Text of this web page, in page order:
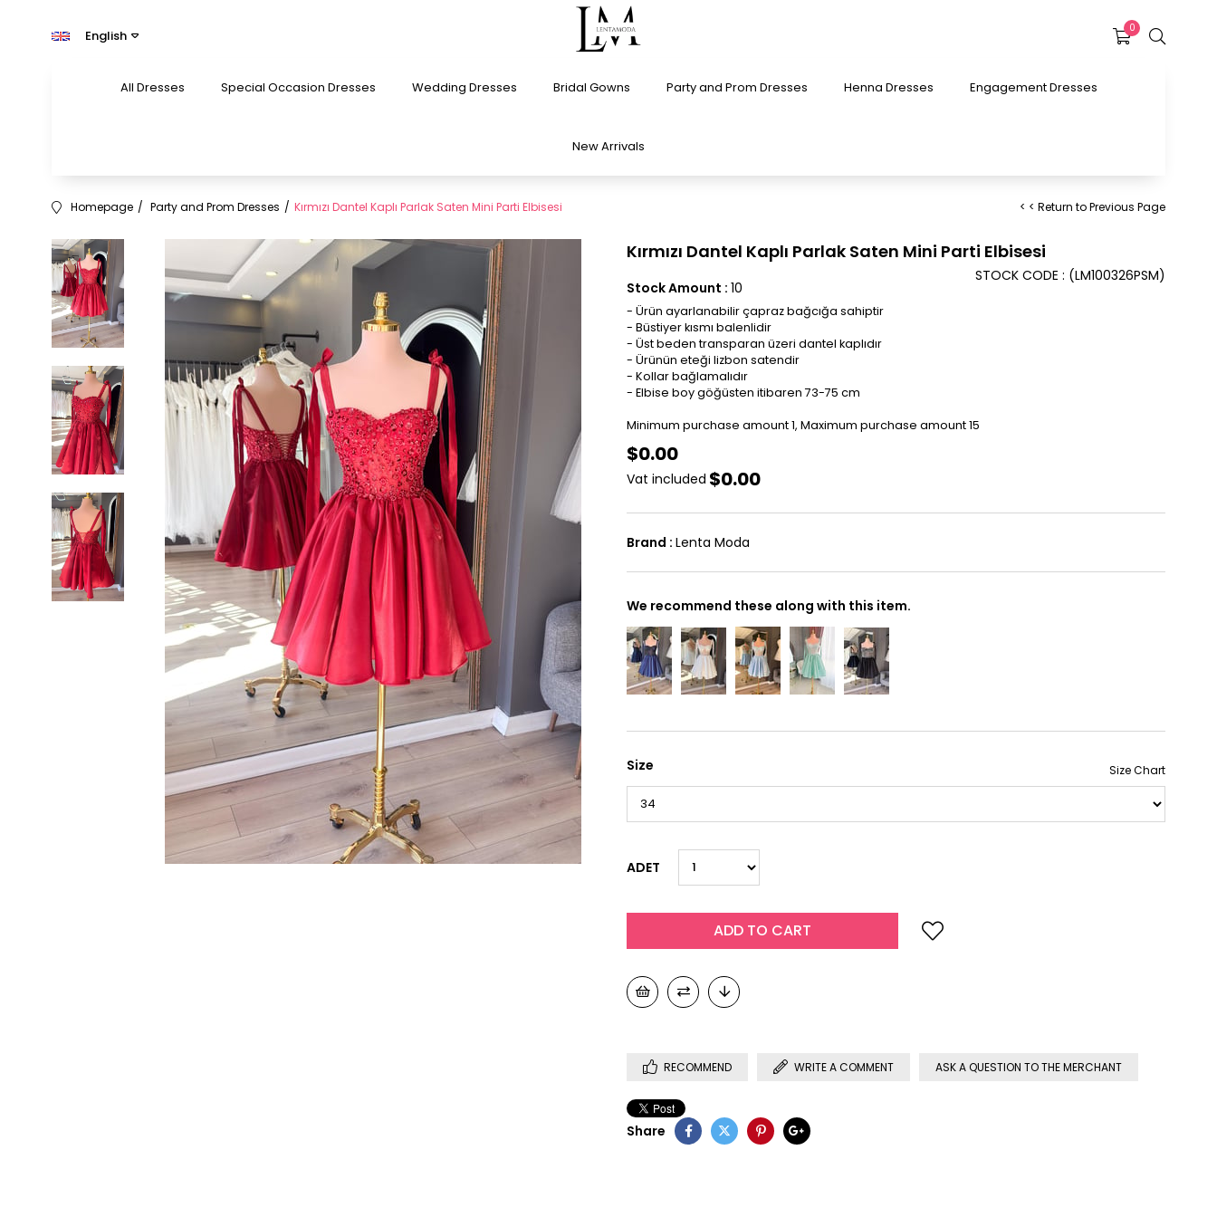
English 0
All Dresses Special Occasion Dresses Wedding Dresses Bridal Gowns Party and Prom Dresses Henna Dresses Engagement Dresses
New Arrivals
Homepage Party and Prom Dresses Kırmızı Dantel Kaplı Parlak Saten Mini Parti Elbisesi < < Return to Previous Page
Kırmızı Dantel Kaplı Parlak Saten Mini Parti Elbisesi
(LM100326PSM)
STOCK CODE
Stock Amount : 10
- Ürün ayarlanabilir çapraz bağcığa sahiptir
- Büstiyer kısmı balenlidir
- Üst beden transparan üzeri dantel kaplıdır
- Ürünün eteği lizbon satendir
- Kollar bağlamalıdır
- Elbise boy göğüsten itibaren 73-75 cm
Minimum purchase amount 1, Maximum purchase amount 15
$0.00
Vat included $0.00
Brand : Lenta Moda
We recommend these along with this item.
Size
ADET
RECOMMEND WRITE A COMMENT ASK A QUESTION TO THE MERCHANT
Share